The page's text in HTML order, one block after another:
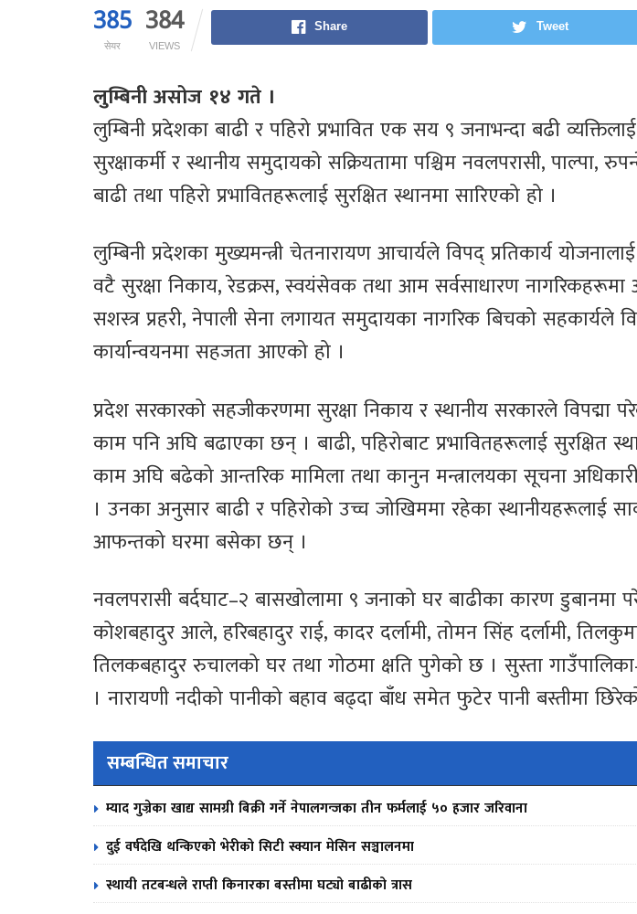
385
सेयर
384
VIEWS
Share Tweet
लुम्बिनी असोज १४ गते ।
लुम्बिनी प्रदेशका बाढी र पहिरो प्रभावित एक सय ९ जनाभन्दा बढी
सुरक्षाकर्मी र स्थानीय समुदायको सक्रियतामा पश्चिम नवलपरासी, पाल्पा,
बाढी तथा पहिरो प्रभावितहरूलाई सुरक्षित स्थानमा सारिएको हो ।
लुम्बिनी प्रदेशका मुख्यमन्त्री चेतनारायण आचार्यले विपद् प्रतिकार्य योजनालाई
वटै सुरक्षा निकाय, रेडक्रस, स्वयंसेवक तथा आम सर्वसाधारण नागरिकहरूमा
सशस्त्र प्रहरी, नेपाली सेना लगायत समुदायका नागरिक बिचको सहकार्यले
कार्यान्वयनमा सहजता आएको हो ।
प्रदेश सरकारको सहजीकरणमा सुरक्षा निकाय र स्थानीय सरकारले विपद्मा
काम पनि अघि बढाएका छन् । बाढी, पहिरोबाट प्रभावितहरूलाई सुरक्षित
काम अघि बढेको आन्तरिक मामिला तथा कानुन मन्त्रालयका सूचना
। उनका अनुसार बाढी र पहिरोको उच्च जोखिममा रहेका स्थानीयहरूलाई
आफन्तको घरमा बसेका छन् ।
नवलपरासी बर्दघाट–२ बासखोलामा ९ जनाको घर बाढीका कारण डुबानमा
कोशबहादुर आले, हरिबहादुर राई, कादर दर्लामी, तोमन सिंह दर्लामी,
तिलकबहादुर रुचालको घर तथा गोठमा क्षति पुगेको छ । सुस्ता
। नारायणी नदीको पानीको बहाव बढ्दा बाँध समेत फुटेर पानी बस्तीमा
सम्बन्धित समाचार
म्याद गुज्रेका खाद्य सामग्री बिक्री गर्ने नेपालगन्जका तीन फर्मलाई ५० हजार जरिवाना
दुई वर्षदेखि थन्किएको भेरीको सिटी स्क्यान मेसिन सञ्चालनमा
स्थायी तटबन्धले राप्ती किनारका बस्तीमा घट्यो बाढीको त्रास